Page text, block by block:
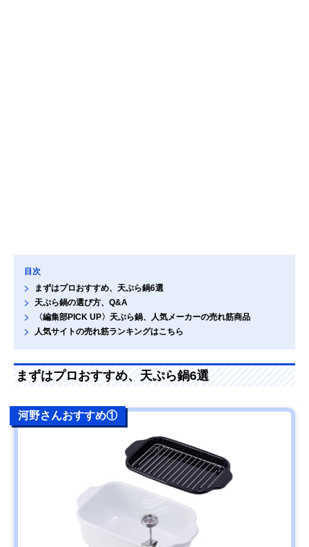
目次
まずはプロおすすめ、天ぷら鍋6選
天ぷら鍋の選び方、Q&A
〈編集部PICK UP〉天ぷら鍋、人気メーカーの売れ筋商品
人気サイトの売れ筋ランキングはこちら
まずはプロおすすめ、天ぷら鍋6選
河野さんおすすめ①